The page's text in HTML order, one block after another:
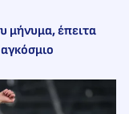
μήνυμα, έπειτα